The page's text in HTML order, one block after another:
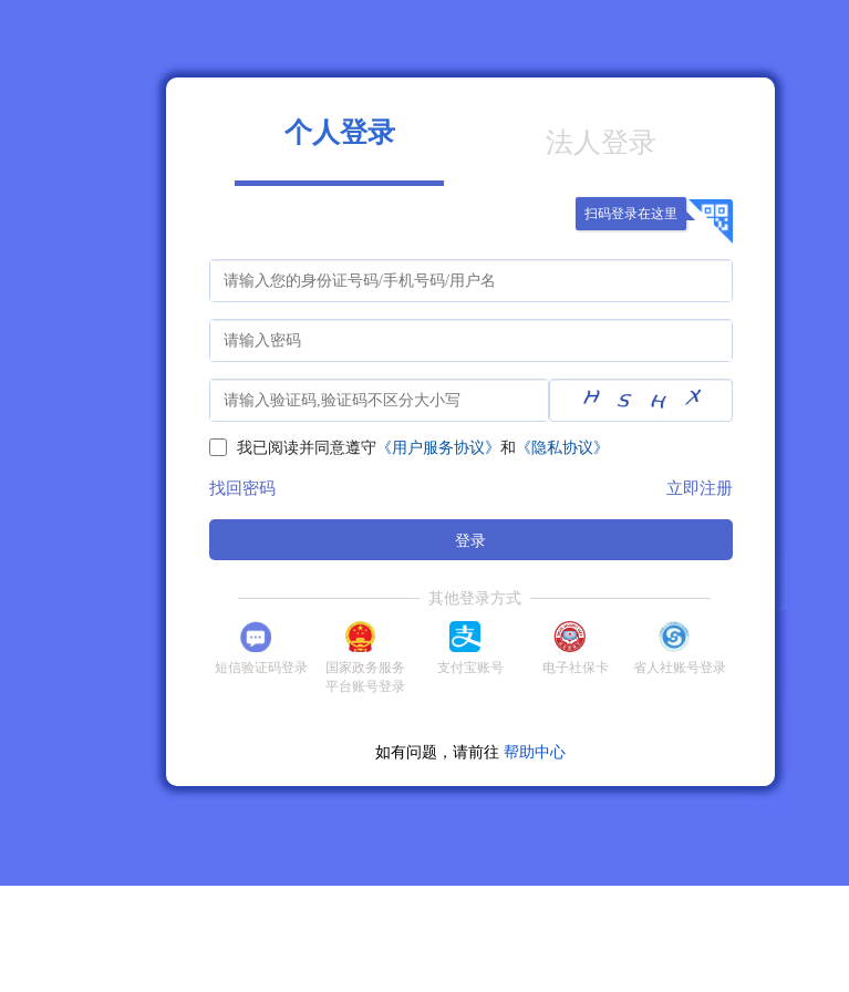
个人登录 法人登录
扫码登录在这里
我已阅读并同意遵守《用户服务协议》 和 《隐私协议》
找回密码 立即注册
登录
其他登录方式
短信验证码登录
国家政务服务
平台账号登录
支付宝账号 电子社保卡 省人社账号登录
如有问题，请前往 帮助中心